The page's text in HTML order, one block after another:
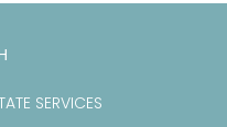
SERVICES